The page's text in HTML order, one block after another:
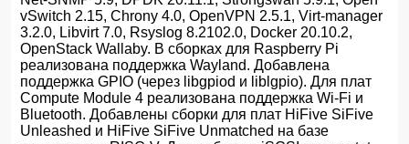
vSwitch 2.15, Chrony 4.0, OpenVPN 2.5.1, Virt-manager
3.2.0, Libvirt 7.0, Rsyslog 8.2102.0, Docker 20.10.2,
OpenStack Wallaby. В сборках для Raspberry Pi
реализована поддержка Wayland. Добавлена
поддержка GPIO (через libgpiod и liblgpio). Для плат
Compute Module 4 реализована поддержка Wi-Fi и
Bluetooth. Добавлены сборки для плат HiFive SiFive
Unleashed и HiFive SiFive Unmatched на базе